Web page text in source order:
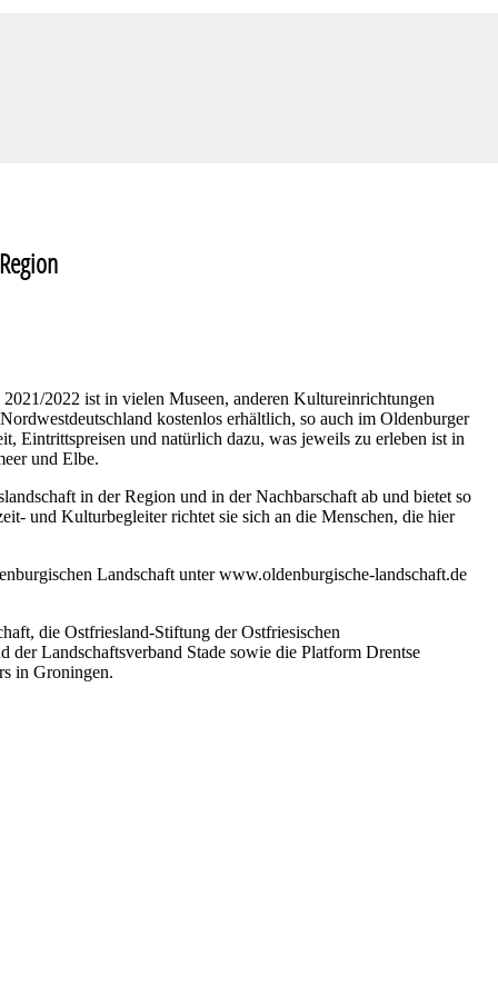
2022 ist in vielen Museen, anderen Kultureinrichtungen
kostenlos erhältlich, so auch im Oldenburger
Eintrittspreisen und natürlich dazu, was jeweils zu erleben ist in
und Elbe.
in der Region und in der Nachbarschaft ab und bietet so
und Kulturbegleiter richtet sie sich an die Menschen, die hier
Landschaft unter www.oldenburgische-landschaft.de
die Ostfriesland-Stiftung der Ostfriesischen
Landschaftsverband Stade sowie die Platform Drentse
in Groningen.